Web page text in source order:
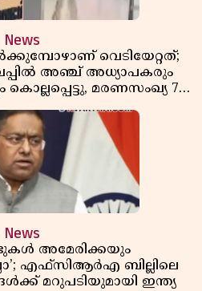
News
വെടിയേറ്റത്;
അഞ്ച് അധ്യാപകരും
കൊല്ലപ്പെട്ടു, മരണസംഖ്യ 7;
News
അമേരിക്കയും
എഫ്സിആർഎ ബില്ലിലെ
മറുപടിയുമായി ഇന്ത്യ